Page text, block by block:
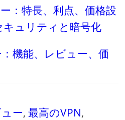
：特長、利点、価格設
ュリティと暗号化
機能、レビュー、価
ー,最高のVPN,